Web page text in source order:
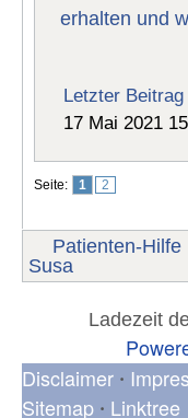
erhalten und
Letzter Beitrag
17 Mai 2021
Seite: 1 2
Patienten-Hilfe
Susa
Ladezeit
Disclaimer •
Sitemap • Linktree